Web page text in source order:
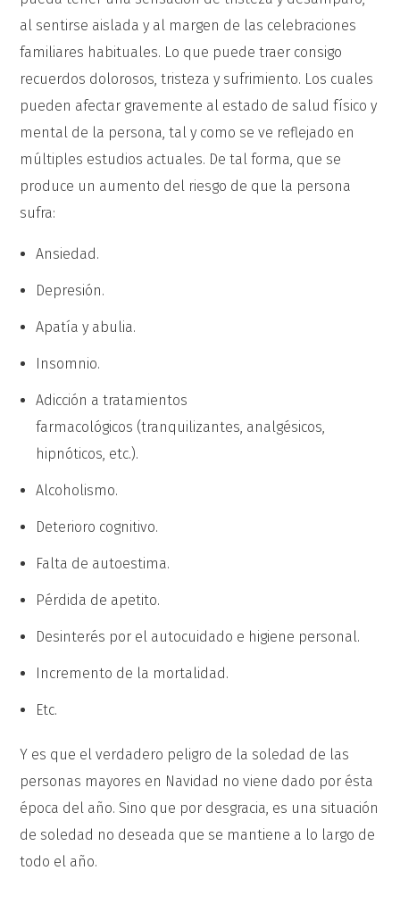
al sentirse aislada y al margen de las celebraciones
familiares habituales. Lo que puede traer consigo
recuerdos dolorosos, tristeza y sufrimiento. Los cuales
pueden afectar gravemente al estado de salud físico y
mental de la persona, tal y como se ve reflejado en
múltiples estudios actuales. De tal forma, que se
produce un aumento del riesgo de que la persona
sufra:
Ansiedad.
Depresión.
Apatía y abulia.
Insomnio.
Adicción a tratamientos
farmacológicos (tranquilizantes, analgésicos,
hipnóticos, etc.).
Alcoholismo.
Deterioro cognitivo.
Falta de autoestima.
Pérdida de apetito.
Desinterés por el autocuidado e higiene personal.
Incremento de la mortalidad.
Etc.
Y es que el verdadero peligro de la soledad de las
personas mayores en Navidad no viene dado por ésta
época del año. Sino que por desgracia, es una situación
de soledad no deseada que se mantiene a lo largo de
todo el año.